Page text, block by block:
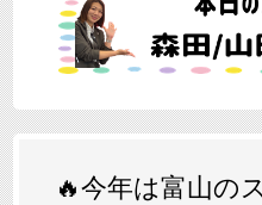
🔥今年は富山の